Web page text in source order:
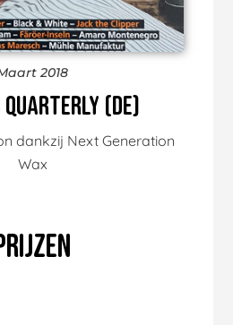
2018
(DE)
dankzij Next Generation
Wax